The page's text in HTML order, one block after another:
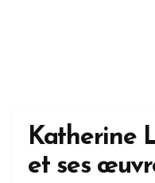
Katherine
et ses